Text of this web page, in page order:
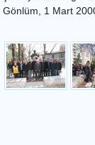
Gönlüm, 1 Mart